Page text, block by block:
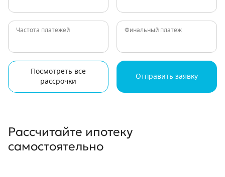
Частота платежей Финальный платёж
Посмотреть все
рассрочки
Отправить заявку
Рассчитайте ипотеку
самостоятельно